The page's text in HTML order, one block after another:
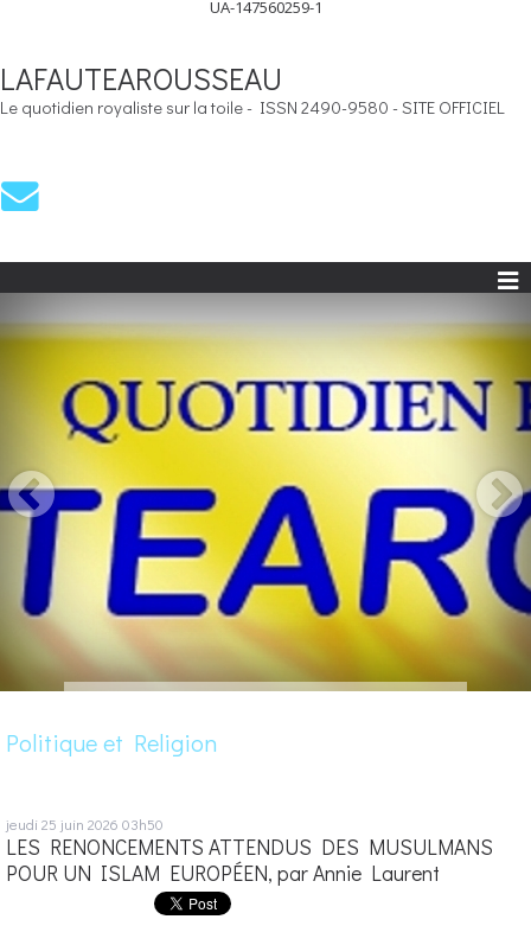
UA-147560259-1
LAFAUTEAROUSSEAU
Le quotidien royaliste sur la toile - ISSN 2490-9580 - SITE OFFICIEL
Politique et Religion
jeudi 25 juin 2026 03h50
LES RENONCEMENTS ATTENDUS DES MUSULMANS
POUR UN ISLAM EUROPÉEN, par Annie Laurent